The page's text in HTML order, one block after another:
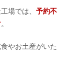
場では、 予約不
。
やお土産がいた